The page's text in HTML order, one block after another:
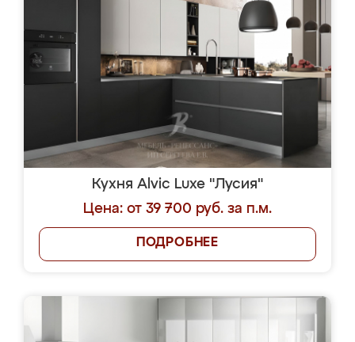
Кухня Alvic Luxe "Лусия"
Цена: от 39 700 руб. за п.м.
ПОДРОБНЕЕ